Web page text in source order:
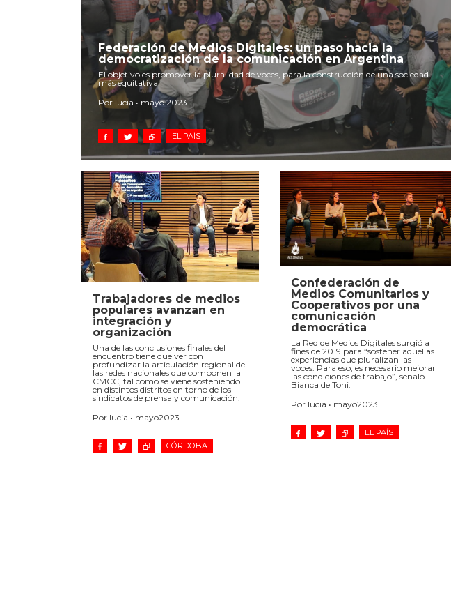
Federación de Medios Digitales: un paso hacia la
democratización de la comunicación en Argentina
El objetivo es promover la pluralidad de voces, para la construcción de una sociedad
más equitativa.
Por lucia • mayo 2023
EL PAÍS
Trabajadores de medios
populares avanzan en
integración y
organización
Una de las conclusiones finales del
encuentro tiene que ver con
profundizar la articulación regional de
las redes nacionales que componen la
CMCC, tal como se viene sosteniendo
en distintos distritos en torno de los
sindicatos de prensa y comunicación.
Por lucia • mayo2023
CÓRDOBA
Confederación de
Medios Comunitarios y
Cooperativos por una
comunicación
democrática
La Red de Medios Digitales surgió a
fines de 2019 para “sostener aquellas
experiencias que pluralizan las
voces. Para eso, es necesario mejorar
las condiciones de trabajo”, señaló
Bianca de Toni.
Por lucia • mayo2023
EL PAÍS